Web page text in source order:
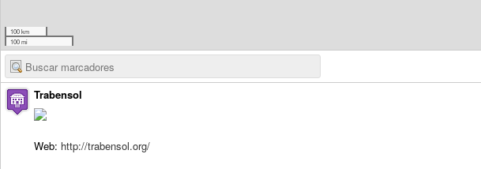
100 km
100 mi
Trabensol
Web: http://trabensol.org/